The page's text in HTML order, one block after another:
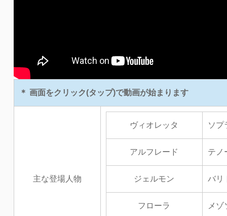
＊ 画面をクリック(タップ)で動画が始まります
主な登場人物
ヴィオレッタ ソプ
アルフレード テノ
ジェルモン バリ
フローラ メゾ